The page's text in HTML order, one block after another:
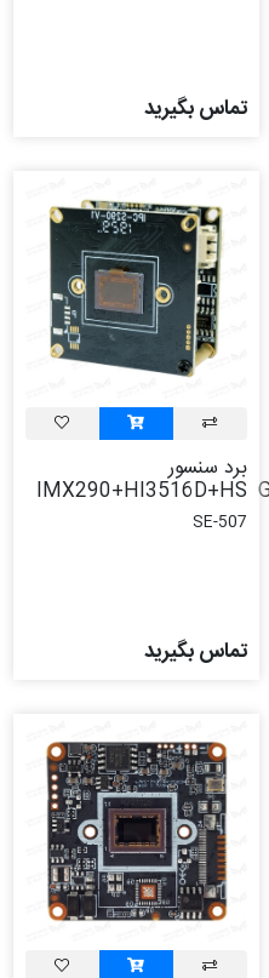
تماس بگیرید
برد سنسور
IMX290+HI3516D+HS
SE-507
تماس بگیرید